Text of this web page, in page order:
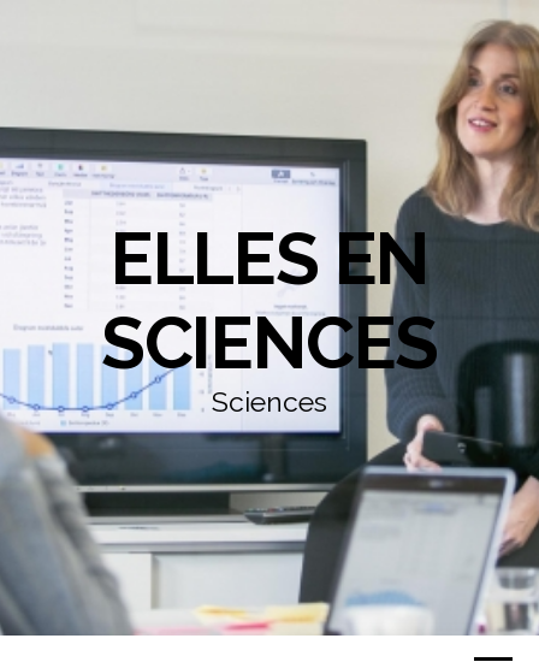
ELLES EN
SCIENCES
Sciences